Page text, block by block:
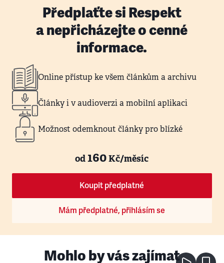
Předplaťte si Respekt
a nepřicházejte o cenné
informace.
Online přístup ke všem článkům a archivu
Články i v audioverzi a mobilní aplikaci
Možnost odemknout články pro blízké
od160Kč/měsíc
Koupit předplatné
Mám předplatné, přihlásím se
Mohlo by vás zajímat